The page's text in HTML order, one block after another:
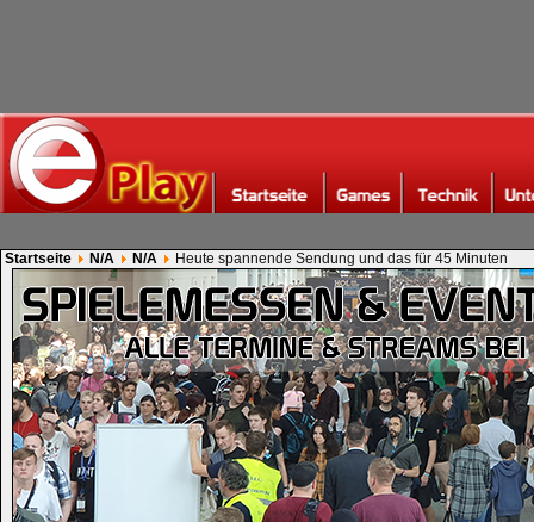
Startseite N/A N/A Heute spannende Sendung und das für 45 Minuten